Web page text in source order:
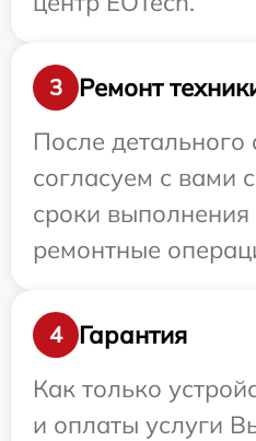
3
Ремонт
После
согласуем с вами
сроки
ремонтные
4
Гарантия
Как только
и оплаты услуги